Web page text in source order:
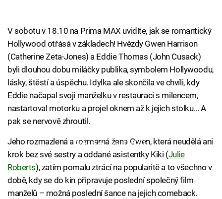
V sobotu v 18.10 na Prima MAX uvidíte, jak se romantický
Hollywood otřásá v základech! Hvězdy Gwen Harrison
(Catherine Zeta-Jones) a Eddie Thomas (John Cusack)
byli dlouhou dobu miláčky publika, symbolem Hollywoodu,
lásky, štěstí a úspěchu. Idylka ale skončila ve chvíli, kdy
Eddie načapal svoji manželku v restauraci s milencem,
nastartoval motorku a projel oknem až k jejich stolku... A
pak se nervově zhroutil.
Failed to fetch
Jeho rozmazlená a rozmarná žena Gwen, která neudělá ani
krok bez své sestry a oddané asistentky Kiki (Julie
Roberts), zatím pomalu ztrácí na popularitě a to všechno v
době, kdy se do kin připravuje poslední společný film
manželů – možná poslední šance na jejich comeback.